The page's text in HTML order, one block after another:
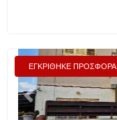
ΕΓΚΡΙΘΗΚΕ ΠΡΟΣΦΟΡΑ
Προηγούμενο